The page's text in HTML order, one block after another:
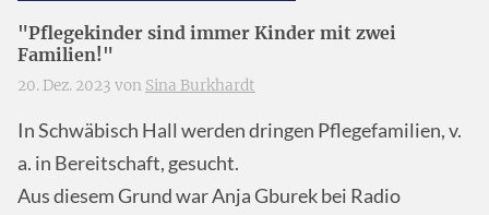
"Pflegekinder sind immer Kinder mit zwei
Familien!"
20. Dez. 2023 von Sina Burkhardt
In Schwäbisch Hall werden dringen Pflegefamilien, v.
a. in Bereitschaft, gesucht.
Aus diesem Grund war Anja Gburek bei Radio